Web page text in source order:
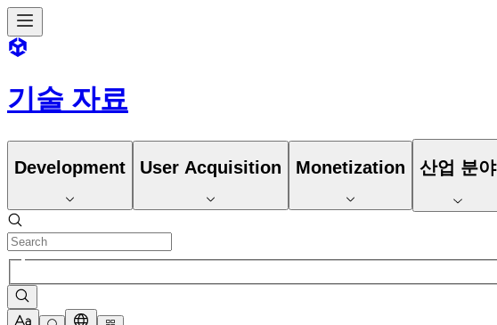
기술 자료
Development User Acquisition Monetization 산업 분야